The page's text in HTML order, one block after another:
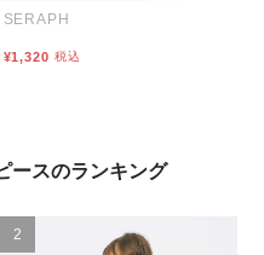
SERAPH
¥1,320 税込
ースのランキング
2